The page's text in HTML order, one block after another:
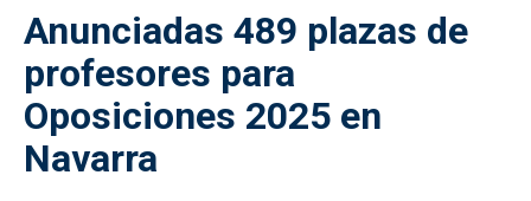
Anunciadas 489 plazas de
profesores para
Oposiciones 2025 en
Navarra